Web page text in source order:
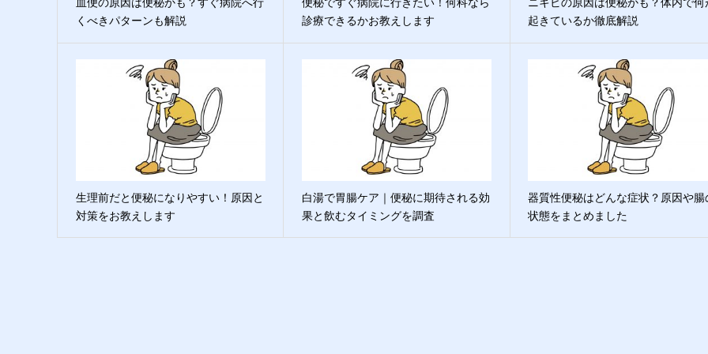
くべきパターンも解説
診療できるかお教えします
起きているか徹底解説
生理前だと便秘になりやすい！原因と
対策をお教えします
白湯で胃腸ケア｜便秘に期待される効
果と飲むタイミングを調査
器質性便秘はどんな症状？原因や腸
状態をまとめました